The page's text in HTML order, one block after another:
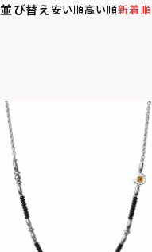
並び替え安い順高い順新着順